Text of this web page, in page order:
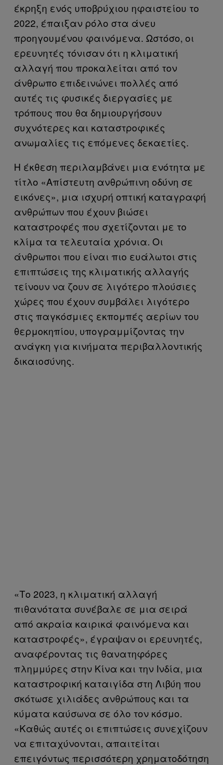
έκρηξη ενός υποβρύχιου ηφαιστείου το
2022, έπαιξαν ρόλο στα άνευ
προηγουμένου φαινόμενα. Ωστόσο, οι
ερευνητές τόνισαν ότι η κλιματική
αλλαγή που προκαλείται από τον
άνθρωπο επιδεινώνει πολλές από
αυτές τις φυσικές διεργασίες με
τρόπους που θα δημιουργήσουν
συχνότερες και καταστροφικές
ανωμαλίες τις επόμενες δεκαετίες.
Η έκθεση περιλαμβάνει μια ενότητα με
τίτλο «Απίστευτη ανθρώπινη οδύνη σε
εικόνες», μια ισχυρή οπτική καταγραφή
ανθρώπων που έχουν βιώσει
καταστροφές που σχετίζονται με το
κλίμα τα τελευταία χρόνια. Οι
άνθρωποι που είναι πιο ευάλωτοι στις
επιπτώσεις της κλιματικής αλλαγής
τείνουν να ζουν σε λιγότερο πλούσιες
χώρες που έχουν συμβάλει λιγότερο
στις παγκόσμιες εκπομπές αερίων του
θερμοκηπίου, υπογραμμίζοντας την
ανάγκη για κινήματα περιβαλλοντικής
δικαιοσύνης.
«Το 2023, η κλιματική αλλαγή
πιθανότατα συνέβαλε σε μια σειρά
από ακραία καιρικά φαινόμενα και
καταστροφές», έγραψαν οι ερευνητές,
αναφέροντας τις θανατηφόρες
πλημμύρες στην Κίνα και την Ινδία, μια
καταστροφική καταιγίδα στη Λιβύη που
σκότωσε χιλιάδες ανθρώπους και τα
κύματα καύσωνα σε όλο τον κόσμο.
«Καθώς αυτές οι επιπτώσεις συνεχίζουν
να επιταχύνονται, απαιτείται
επειγόντως περισσότερη χρηματοδότηση